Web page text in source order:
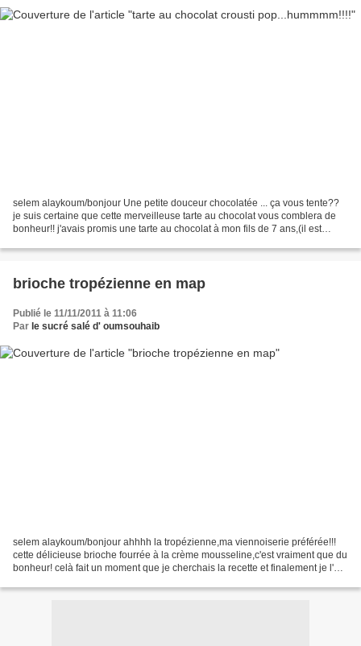
selem alaykoum/bonjour Une petite douceur chocolatée ... ça vous tente??
je suis certaine que cette merveilleuse tarte au chocolat vous comblera de
bonheur!! j'avais promis une tarte au chocolat à mon fils de 7 ans,(il est
brioche tropézienne en map
Publié le 11/11/2011 à 11:06
Par le sucré salé d' oumsouhaib
selem alaykoum/bonjour ahhhh la tropézienne,ma viennoiserie préférée!!!
cette délicieuse brioche fourrée à la crème mousseline,c'est vraiment que du
bonheur! celà fait un moment que je cherchais la recette et finalement je l'ai